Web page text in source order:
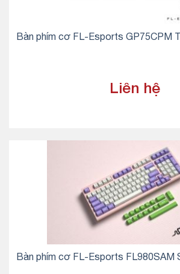
Bàn phím cơ FL-Esports GP75CPM
Liên hệ
Bàn phím cơ FL-Esports FL980SAM